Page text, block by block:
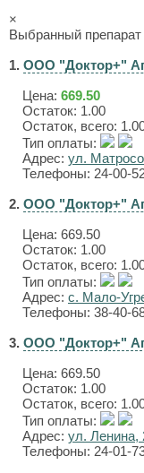
×
Выбранный
1. ООО "Доктор+"
Цена: 669.50
Остаток: 1.00
Остаток, всего:
Тип оплаты:
Адрес: ул.
Телефоны: 24-00-
2. ООО "Доктор+"
Цена: 669.50
Остаток: 1.00
Остаток, всего:
Тип оплаты:
Адрес: с. Мало-
Телефоны: 38-40-
3. ООО "Доктор+"
Цена: 669.50
Остаток: 1.00
Остаток, всего:
Тип оплаты:
Адрес: ул. Ленина,
Телефоны: 24-01-